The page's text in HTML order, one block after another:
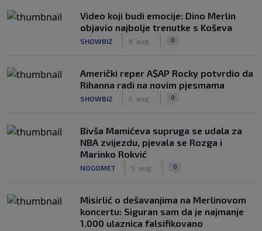
Video koji budi emocije: Dino Merlin
objavio najbolje trenutke s Koševa
SHOWBIZ 6. aug. 0
Američki reper A$AP Rocky potvrdio da
Rihanna radi na novim pjesmama
SHOWBIZ 6. aug. 0
Bivša Mamićeva supruga se udala za
NBA zvijezdu, pjevala se Rozga i
Marinko Rokvić
NOGOMET 5. aug. 0
Misirlić o dešavanjima na Merlinovom
koncertu: Siguran sam da je najmanje
1.000 ulaznica falsifikovano